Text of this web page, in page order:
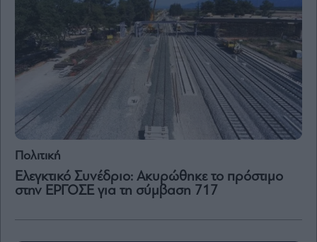
Πολιτική
Ελεγκτικό Συνέδριο: Ακυρώθηκε το πρόστιμο
στην ΕΡΓΟΣΕ για τη σύμβαση 717